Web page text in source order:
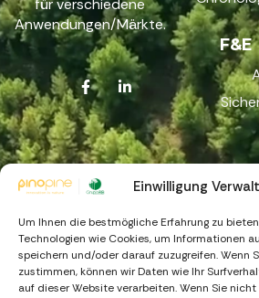
Einwilligung
Um Ihnen die bestmögliche Erfahrung zu
Technologien wie Cookies, um Informationen
speichern und/oder darauf zuzugreifen. Wenn
zustimmen, können wir Daten wie Ihr
auf dieser Website verarbeiten. Wenn Sie
für verschiedene
Anwendungen/Märkte.
F&E